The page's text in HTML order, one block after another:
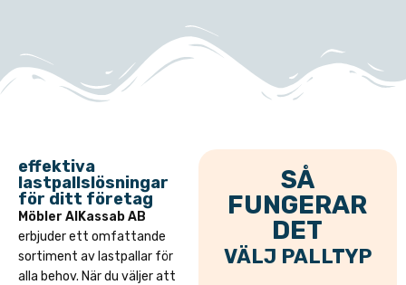
effektiva
lastpallslösningar
för ditt företag
Möbler AlKassab AB
erbjuder ett omfattande
sortiment av lastpallar för
alla behov. När du väljer att
SÅ
FUNGERAR
DET
VÄLJ PALLTYP